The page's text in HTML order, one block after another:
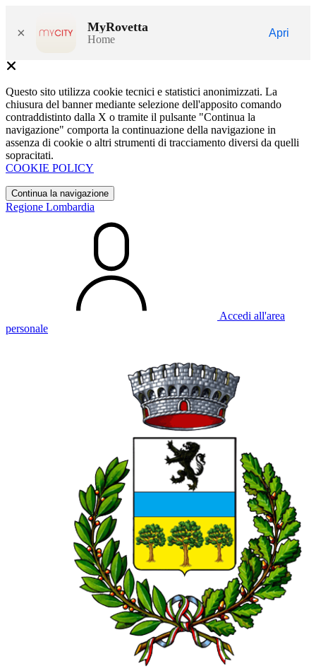
× MyRovetta
Home
Apri
Questo sito utilizza cookie tecnici e statistici anonimizzati. La
chiusura del banner mediante selezione dell'apposito comando
contraddistinto dalla X o tramite il pulsante "Continua la
navigazione" comporta la continuazione della navigazione in
assenza di cookie o altri strumenti di tracciamento diversi da quelli
sopracitati.
COOKIE POLICY
Continua la navigazione
Regione Lombardia
Accedi all'area
personale